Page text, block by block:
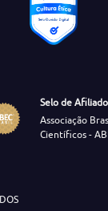
Selo de Afiliado
Associação
Científicos -